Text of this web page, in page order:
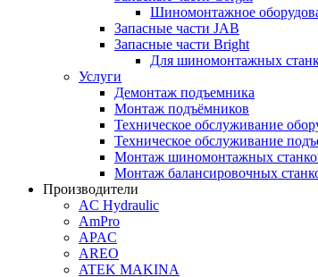
Шиномонтажное
Запасные части JAB
Запасные части Bright
Для шиномонтажных
Услуги
Демонтаж подъемника
Монтаж подъёмников
Техническое обслуживание
Техническое обслуживание
Монтаж шиномонтажных
Монтаж балансировочных
Производители
AC Hydraulic
AmPro
APAC
AREO
ATEK MAKINA